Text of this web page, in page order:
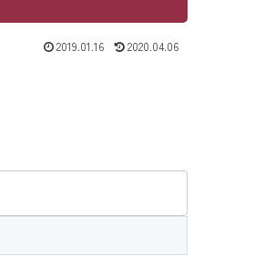
2019.01.16 2020.04.06